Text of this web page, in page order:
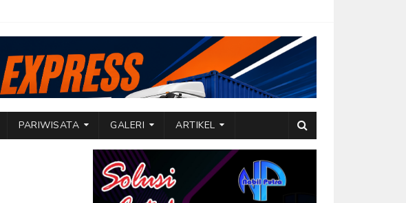
PARIWISATA GALERI ARTIKEL